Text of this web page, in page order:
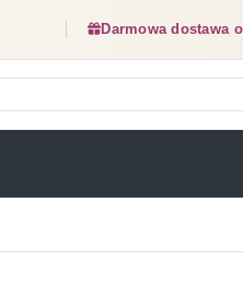
Darmowa dostawa